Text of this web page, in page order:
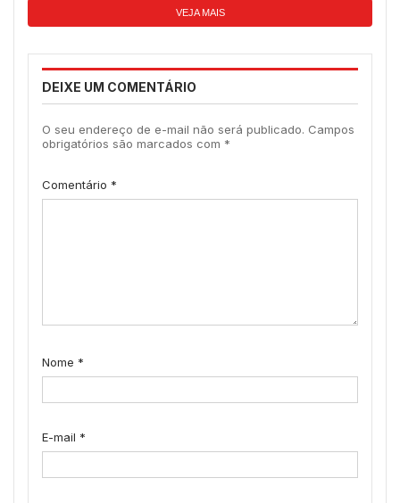
VEJA MAIS
DEIXE UM COMENTÁRIO
O seu endereço de e-mail não será publicado. Campos
obrigatórios são marcados com *
Comentário *
Nome *
E-mail *